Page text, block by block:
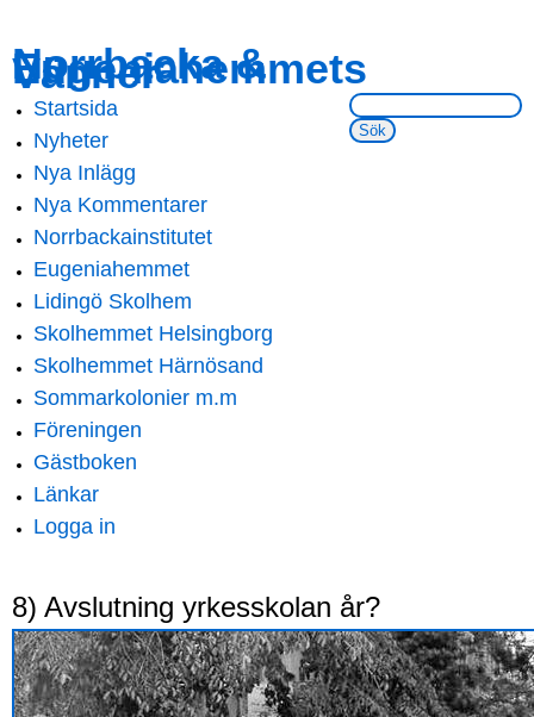
main
content
navigation
Norrbacka &
Eugeniahemmets
Vänner
Sök på webbsidan:
Main menu
Startsida
Nyheter
Nya Inlägg
Nya Kommentarer
Norrbackainstitutet
Eugeniahemmet
Lidingö Skolhem
Skolhemmet Helsingborg
Skolhemmet Härnösand
Sommarkolonier m.m
Föreningen
Gästboken
Länkar
Logga in
8) Avslutning yrkesskolan år?